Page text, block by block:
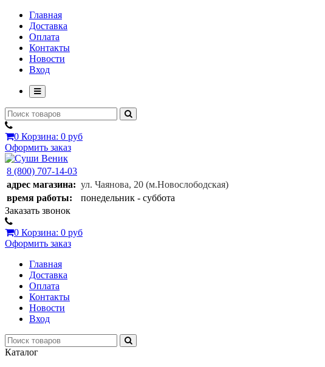
Главная
Доставка
Оплата
Контакты
Новости
Вход
0 Корзина: 0 руб
Оформить заказ
8 (800) 707-14-03
адрес магазина: ул. Чаянова, 20 (м.Новослободская)
время работы:
понедельник - суббота
Заказать звонок
0 Корзина: 0 руб
Оформить заказ
Главная
Доставка
Оплата
Контакты
Новости
Вход
Каталог